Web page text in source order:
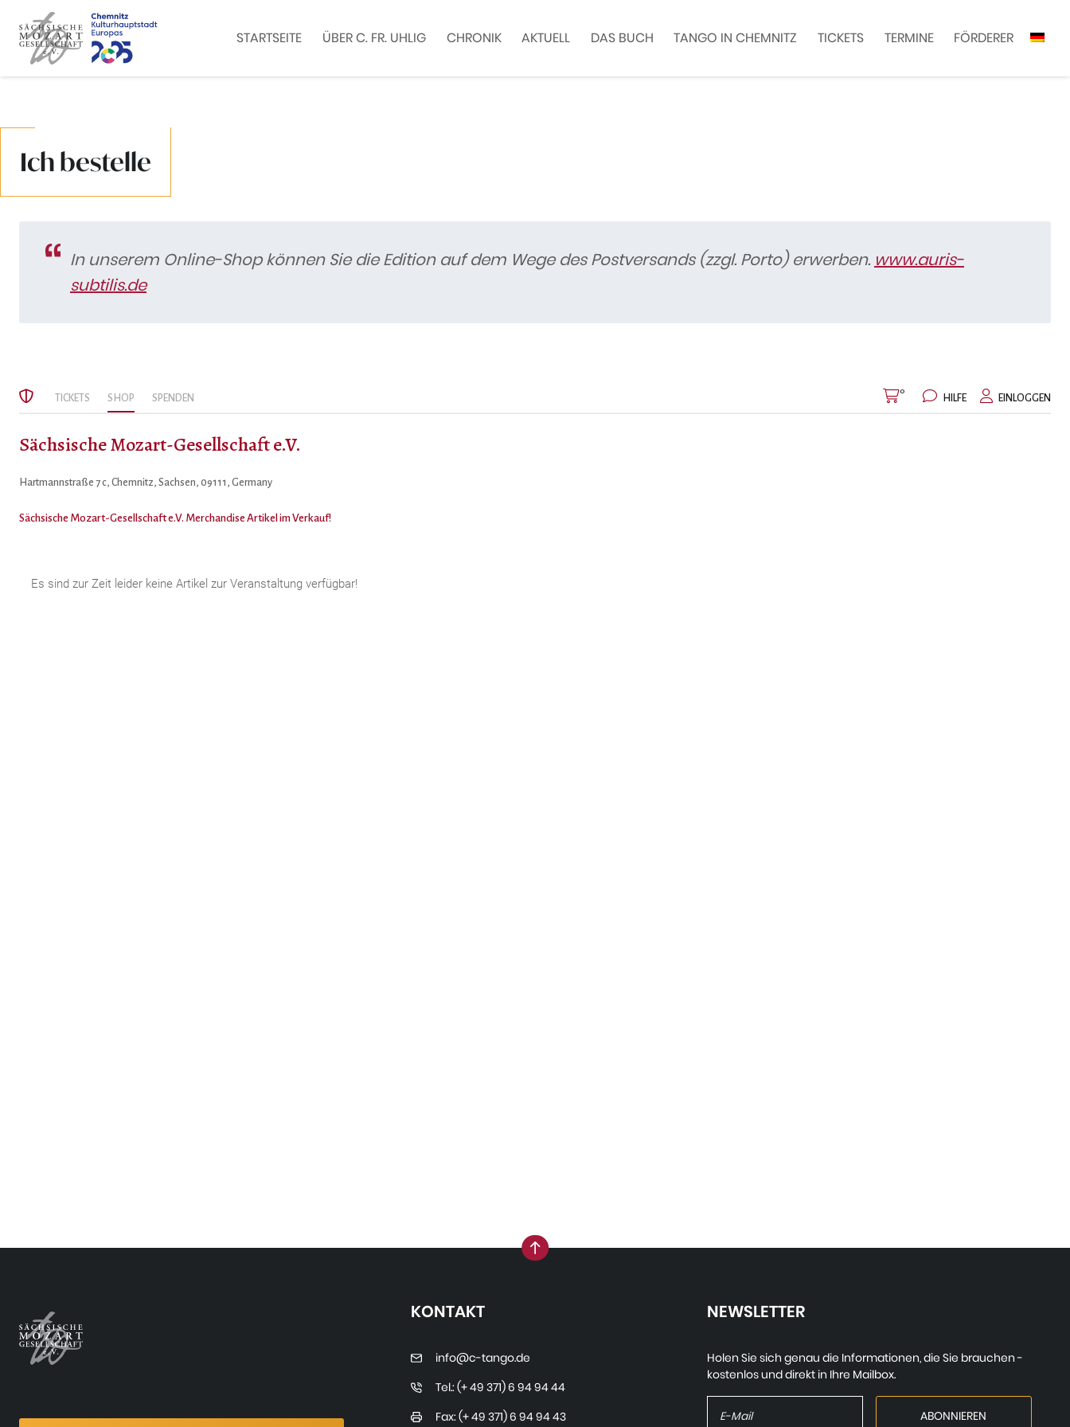
STARTSEITE ÜBER C. FR. UHLIG CHRONIK AKTUELL DAS BUCH TANGO IN CHEMNITZ TICKETS TERMINE FÖRDERER
Ich bestelle
In unserem Online-Shop können Sie die Edition auf dem Wege des Postversands (zzgl. Porto) erwerben. www.auris-
subtilis.de
nach oben
KONTAKT
info@c-tango.de
Tel.: (+ 49 371) 6 94 94 44
Fax: (+ 49 371) 6 94 94 43
NEWSLETTER
Holen Sie sich genau die Informationen, die Sie brauchen -
kostenlos und direkt in Ihre Mailbox.